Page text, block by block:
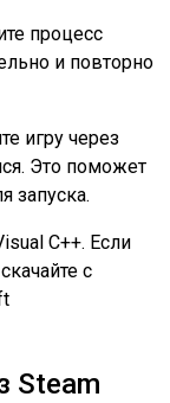
процесс
и повторно
игру через
Это поможет
запуска.
C++. Если
с
Steam